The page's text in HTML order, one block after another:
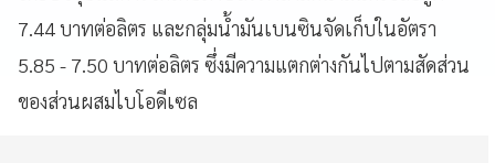
7.44 บาทต่อลิตร และกลุ่มน้ำมันเบนซินจัดเก็บในอัตรา
5.85 - 7.50 บาทต่อลิตร ซึ่งมีความแตกต่างกันไปตามสัดส่วน
ของส่วนผสมไบโอดีเซล